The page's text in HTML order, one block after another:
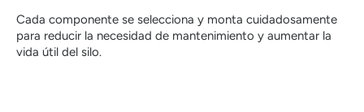
Cada componente se selecciona y monta cuidadosamente
para reducir la necesidad de mantenimiento y aumentar la
vida útil del silo.